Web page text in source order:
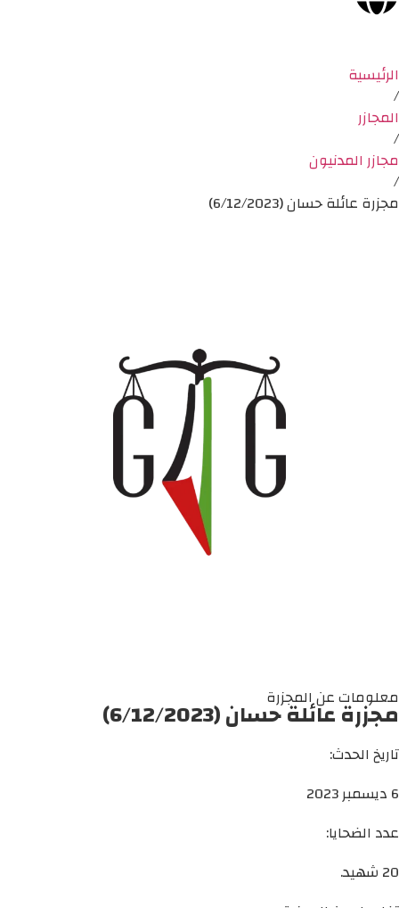
الرئيسية
/
المجازر
/
مجازر المدنيون
/
مجزرة عائلة حسان (6/12/2023)
معلومات عن المجزرة
مجزرة عائلة حسان (6/12/2023)
تاريخ الحدث:
6 ديسمبر 2023
عدد الضحايا:
20 شهيد.